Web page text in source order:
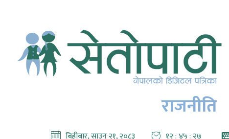
राजनीति
बिहीबार, साउन २१, २०८३ १२ : ४५ : २९